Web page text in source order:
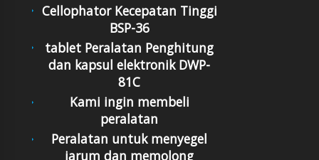
Cellophator Kecepatan Tinggi
BSP-36
tablet Peralatan Penghitung
dan kapsul elektronik DWP-
81C
Kami ingin membeli
peralatan
Peralatan untuk menyegel
jarum dan memolong